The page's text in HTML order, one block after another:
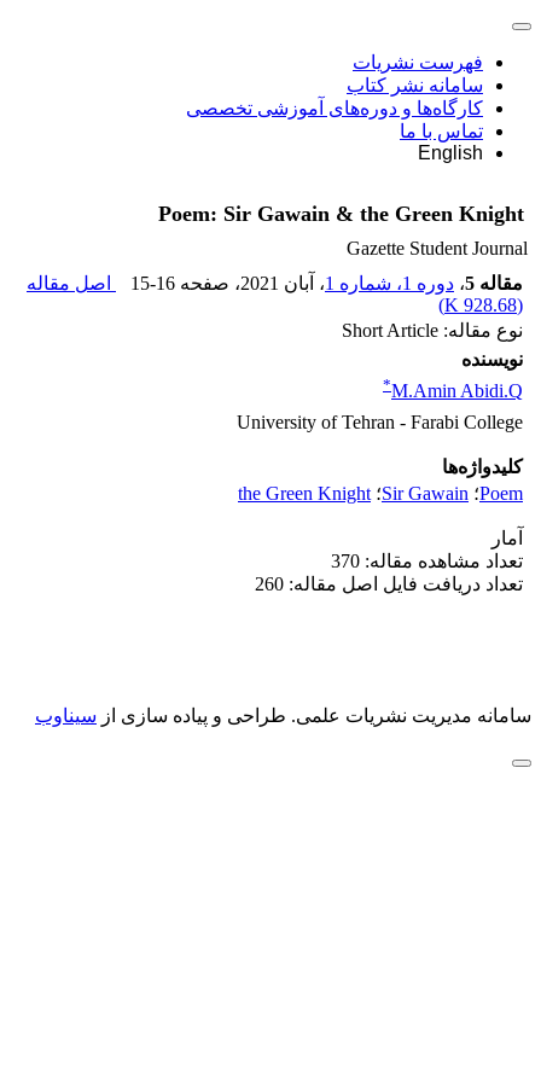
فهرست نشریات
سامانه نشر کتاب
کارگاه‌ها و دوره‌های آموزشی تخصصی
تماس با ما
English
Poem: Sir Gawain & the Green Knight
Gazette Student Journal
مقاله 5
، دوره 1، شماره 1 ، آبان 2021 ، صفحه 15-16
اصل مقاله
(
928.68 K
)
نوع مقاله: Short Article
نویسنده
M.Amin Abidi.Q
*
University of Tehran - Farabi College
کلیدواژه‌ها
Poem؛ Sir Gawain؛ the Green Knight
آمار
تعداد مشاهده مقاله: 370
تعداد دریافت فایل اصل مقاله: 260
سامانه مدیریت نشریات علمی. طراحی و پیاده سازی از سیناوب